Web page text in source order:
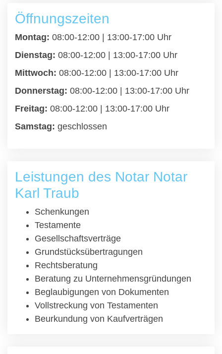
Öffnungszeiten
Montag: 08:00-12:00 | 13:00-17:00 Uhr
Dienstag: 08:00-12:00 | 13:00-17:00 Uhr
Mittwoch: 08:00-12:00 | 13:00-17:00 Uhr
Donnerstag: 08:00-12:00 | 13:00-17:00 Uhr
Freitag: 08:00-12:00 | 13:00-17:00 Uhr
Samstag: geschlossen
Leistungen des Notar Notar
Karl Traub
Schenkungen
Testamente
Gesellschaftsverträge
Grundstücksübertragungen
Rechtsberatung
Beratung zu Unternehmensgründungen
Beglaubigungen von Dokumenten
Vollstreckung von Testamenten
Beurkundung von Kaufverträgen